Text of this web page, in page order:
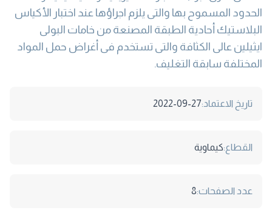
الحدود المسموح بها والتى يلزم اجراؤها عند اختبار الأكياس
البلاستيك أحادية الطبقة المصنعة من خامات البولى
ايثيلين عالى الكثافة والتى تستخدم فى أغراض حمل المواد
المختلفة سابقة التغليف.
تاريخ الاعتماد:2022-09-27
القطاع:كيماوية
عدد الصفحات:8